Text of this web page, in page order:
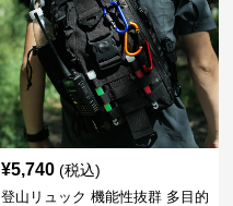
¥5,740 (税込)
登山リュック 機能性抜群 多目的